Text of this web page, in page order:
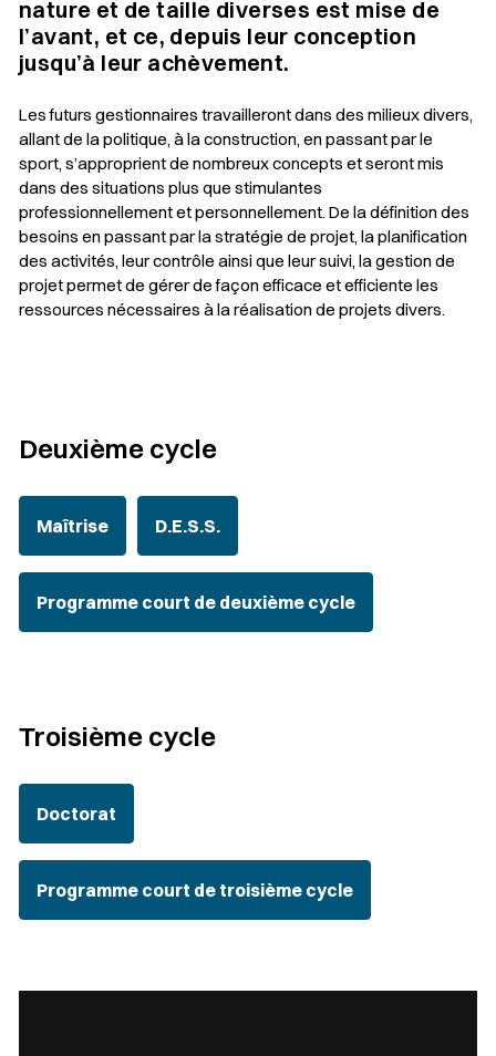
nature et de taille diverses est mise de
l’avant, et ce, depuis leur conception
jusqu’à leur achèvement.
Les futurs gestionnaires travailleront dans des milieux divers,
allant de la politique, à la construction, en passant par le
sport, s’approprient de nombreux concepts et seront mis
dans des situations plus que stimulantes
professionnellement et personnellement. De la définition des
besoins en passant par la stratégie de projet, la planification
des activités, leur contrôle ainsi que leur suivi, la gestion de
projet permet de gérer de façon efficace et efficiente les
ressources nécessaires à la réalisation de projets divers.
Deuxième cycle
Maîtrise D.E.S.S.
Programme court de deuxième cycle
Troisième cycle
Doctorat
Programme court de troisième cycle